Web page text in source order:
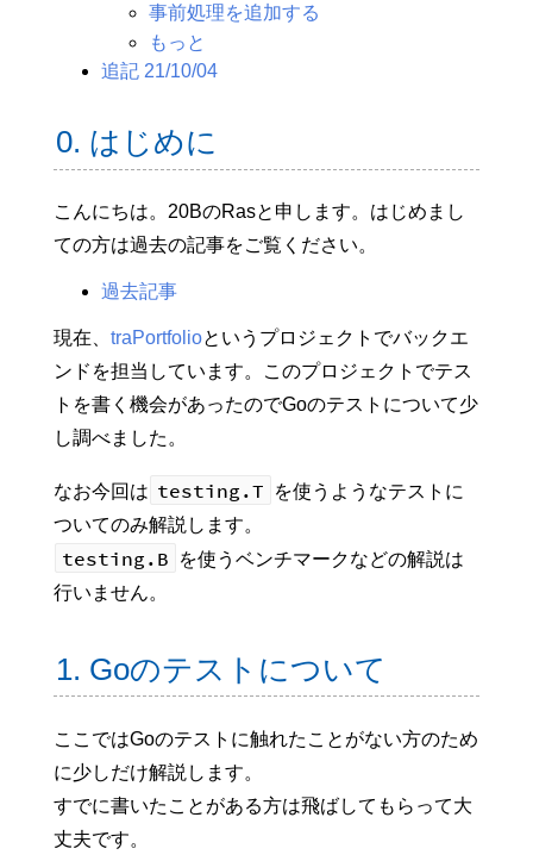
事前処理を追加する
もっと
追記 21/10/04
0. はじめに
こんにちは。20BのRasと申します。はじめまし
ての方は過去の記事をご覧ください。
過去記事
現在、 traPortfolioというプロジェクトでバックエ
ンドを担当しています。このプロジェクトでテス
トを書く機会があったのでGoのテストについて少
し調べました。
なお今回は testing.T
を使うようなテストに
ついてのみ解説します。
testing.B
を使うベンチマークなどの解説は
行いません。
1. Goのテストについて
ここではGoのテストに触れたことがない方のため
に少しだけ解説します。
すでに書いたことがある方は飛ばしてもらって大
丈夫です。